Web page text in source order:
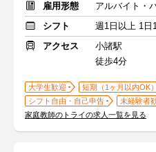
雇用形態
アルバイト・
シフト
週1日以上 1日
アクセス
小諸駅
徒歩4分
大学生歓迎 短期（1ヶ月以内OK）
シフト自由・自己申告
未経験者
家庭教師のトライの求人一覧を見る